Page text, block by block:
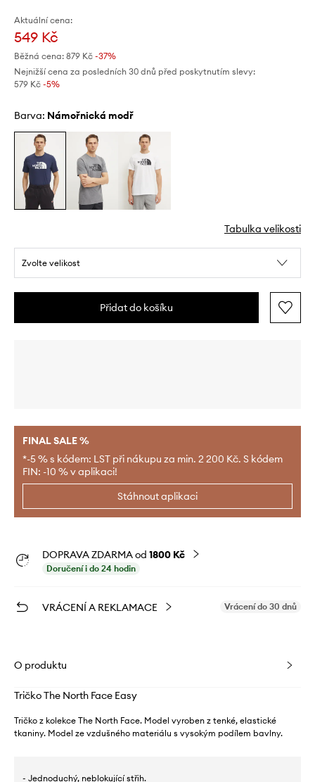
Aktuální cena:
549 Kč
Běžná cena: 879 Kč -37%
Nejnižší cena za posledních 30 dnů před poskytnutím slevy:
579 Kč -5%
Barva: námořnická modř
Tabulka velikosti
Zvolte velikost
Přidat do košíku
FINAL SALE %
*-5 % s kódem: LST při nákupu za min. 2 200 Kč. S kódem
FIN: -10 % v aplikaci!
Stáhnout aplikaci
DOPRAVA ZDARMA od 1800 Kč
Doručení i do 24 hodin
VRÁCENÍ A REKLAMACE Vrácení do 30 dnů
O produktu
Tričko The North Face Easy
Tričko z kolekce The North Face. Model vyroben z tenké, elastické
tkaniny. Model ze vzdušného materiálu s vysokým podílem bavlny.
- Jednoduchý, neblokující střih.